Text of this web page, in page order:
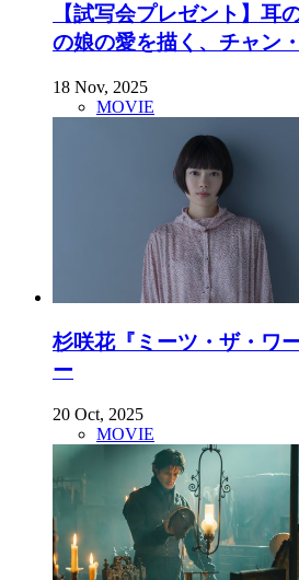
【試写会プレゼント】耳
の娘の愛を描く、チャン
18 Nov, 2025
MOVIE
杉咲花『ミーツ・ザ・ワ
ー
20 Oct, 2025
MOVIE